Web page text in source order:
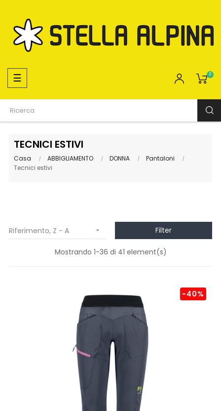
navigazione
Toggle
☰ 0
TECNICI ESTIVI
Casa ABBIGLIAMENTO DONNA
Pantaloni
Tecnici estivi
Riferimento, Z - A  Filter
Mostrando 1-36 di 41 element(s)
-40%